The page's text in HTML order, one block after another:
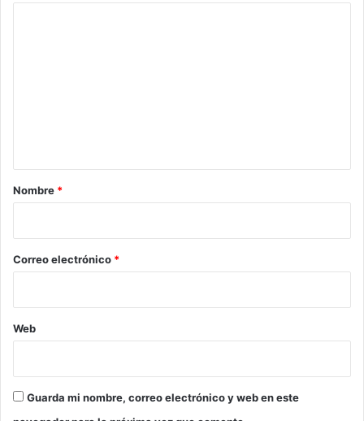
r
*
Nombre *
Correo electrónico *
Web
Guarda mi nombre, correo electrónico y web en este